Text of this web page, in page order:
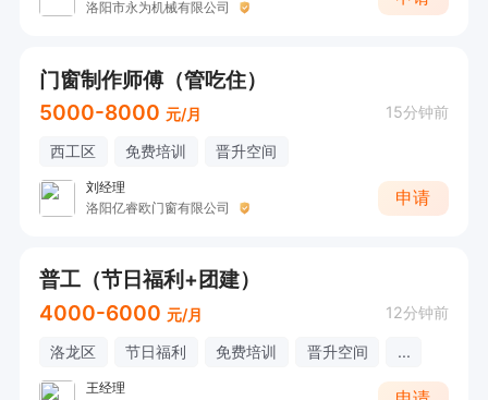
洛阳市永为机械有限公司
门窗制作师傅（管吃住）
5000-8000 元/月 15分钟前
西工区 免费培训 晋升空间
刘经理
洛阳亿睿欧门窗有限公司
申请
普工（节日福利+团建）
4000-6000 元/月 12分钟前
洛龙区 节日福利 免费培训 晋升空间 ...
王经理